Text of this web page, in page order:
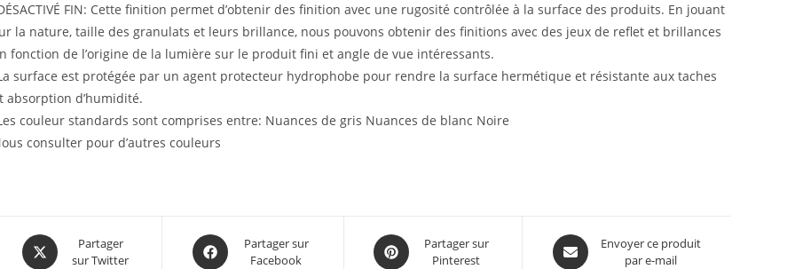
FIN: Cette finition permet d’obtenir des finition avec une rugosité contrôlée à la surface des produits. En jouant
la nature, taille des granulats et leurs brillance, nous pouvons obtenir des finitions avec des jeux de reflet et brillances
fonction de l’origine de la lumière sur le produit fini et angle de vue intéressants.
surface est protégée par un agent protecteur hydrophobe pour rendre la surface hermétique et résistante aux taches
absorption d’humidité.
couleur standards sont comprises entre: Nuances de gris Nuances de blanc Noire
consulter pour d’autres couleurs
Partager
sur Twitter
Partager sur
Facebook
Partager sur
Pinterest
Envoyer ce produit
par e-mail